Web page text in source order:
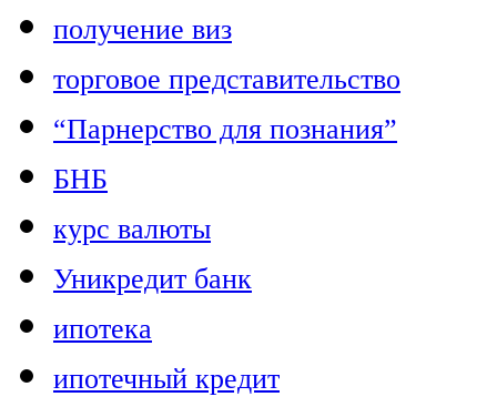
получение виз
торговое представительство
“Парнерство для познания”
БНБ
курс валюты
Уникредит банк
ипотека
ипотечный кредит